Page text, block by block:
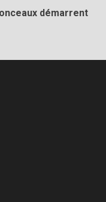
démarrent